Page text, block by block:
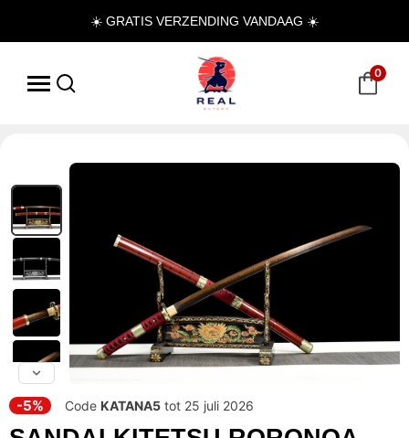
☀️ GRATIS VERZENDING VANDAAG ☀️
0
-5% Code KATANA5 tot 25 juli 2026